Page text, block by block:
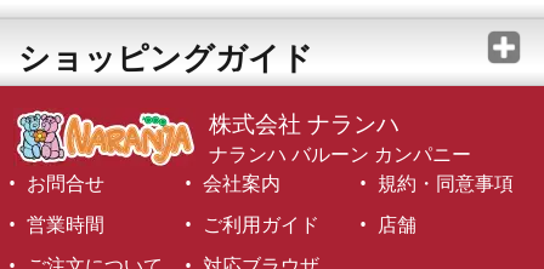
ショッピングガイド
株式会社 ナランハ
ナランハ バルーン カンパニー
お問合せ
会社案内
規約・同意事項
営業時間
ご利用ガイド
店舗